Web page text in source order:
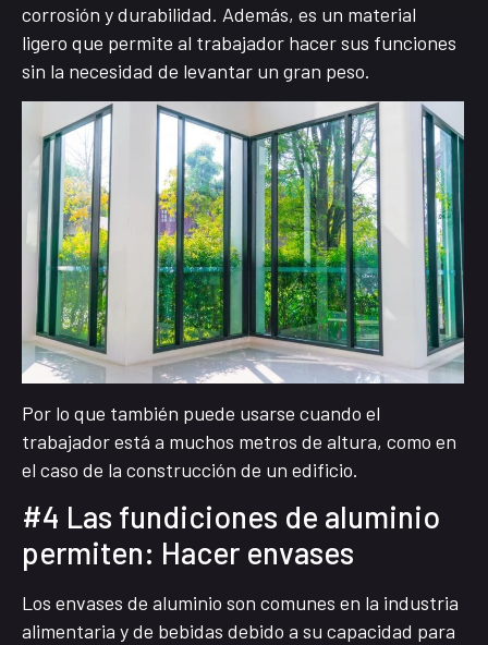
corrosión y durabilidad. Además, es un material
ligero que permite al trabajador hacer sus funciones
sin la necesidad de levantar un gran peso.
Por lo que también puede usarse cuando el
trabajador está a muchos metros de altura, como en
el caso de la construcción de un edificio.
#4 Las fundiciones de aluminio
permiten: Hacer envases
Los envases de aluminio son comunes en la industria
alimentaria y de bebidas debido a su capacidad para